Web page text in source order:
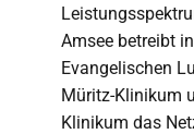
Amsee betreibt
Evangelischen
Müritz-Klinikum
Klinikum das